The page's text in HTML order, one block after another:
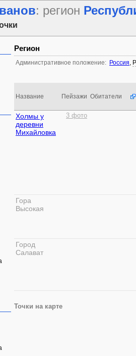
: регион
Регион
Административное положение: Россия,
Название Пейзажи Обитатели
Холмы у
деревни
Михайловка
3 фото
Гора
Высокая
Город
Салават
Точки на карте